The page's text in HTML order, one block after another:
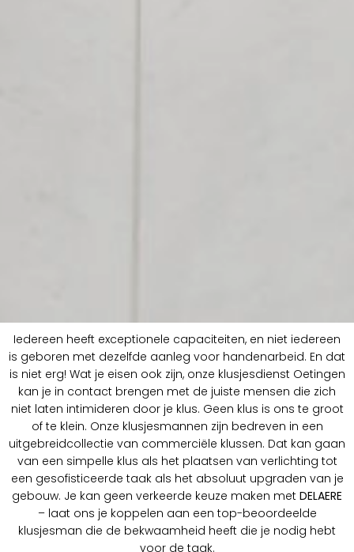
Iedereen heeft exceptionele capaciteiten, en niet iedereen
is geboren met dezelfde aanleg voor handenarbeid. En dat
is niet erg! Wat je eisen ook zijn, onze klusjesdienst Oetingen
kan je in contact brengen met de juiste mensen die zich
niet laten intimideren door je klus. Geen klus is ons te groot
of te klein. Onze klusjesmannen zijn bedreven in een
uitgebreidcollectie van commerciële klussen. Dat kan gaan
van een simpelle klus als het plaatsen van verlichting tot
een gesofisticeerde taak als het absoluut upgraden van je
gebouw. Je kan geen verkeerde keuze maken met DELAERE
– laat ons je koppelen aan een top-beoordeelde
klusjesman die de bekwaamheid heeft die je nodig hebt
voor de taak.